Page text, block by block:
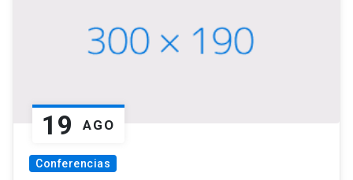
19 AGO
Conferencias